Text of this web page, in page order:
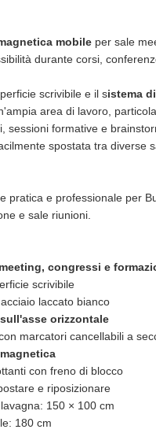
mobile per sale
durante corsi,
scrivibile e il sistema
area di lavoro,
sessioni formative e
spostata tra diverse
pratica e professionale per
e sale riunioni.
congressi e
scrivibile
laccato bianco
orizzontale
marcatori cancellabili a
con freno di blocco
e riposizionare
150 × 100 cm
180 cm